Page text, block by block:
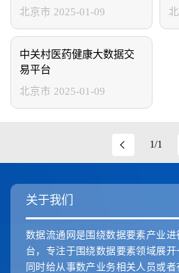
北京市 2025-01-09
中关村医药健康大数据交
易平台
北京市 2025-01-09
1/1
关于我们
数据流通网是围绕数据要素产业
台，专注于围绕数据要素领域展开
同时给从事数产业务相关人员或